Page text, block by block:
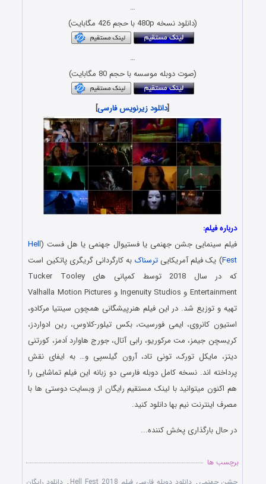
…
(دانلود نسخه 480p با حجم 426 مگابایت)
…
(صوت دوبله موسسه با حجم 80 مگابایت)
[دانلود زیرنویس فارسی]
درباره فیلم:
فیلم سینمایی جشن جهنمی یا فستیوال جهنمی یا هل فست (Hell
Fest) یک فیلم آمریکاییترسناک به کارگردانی گریگری پاتکین است
که در سال 2018 توسط کمپانی های Tucker Tooley
Entertainment و Ingenuity Studios و Valhalla Motion Pictures
تهیه و توزیع شد. در این فیلم هنرپیشگانی همچون سینتیا مرکادو،
استیون کانروی، ایمی فورسیت، بکس تیلور-کلاوس، رین ادواردز،
کریسچن جیمز، مت مرکوریو، رابی آتال، جورج هاوارد اَدمز، کورتنی
دیتز، مایکل تورک، تونی تاد، آرون گیلسپی و… به ایفای نقش
پرداخته اند. نسخه کامل دوبله فارسی دو زبانه این فیلم تماشایی را
هم اکنون میتوانید با لینک مستقیم رایگان از وبسایت دوستی ها با
مصرف اینترنت نیم بها دانلود کنید.
در حال بارگذاری پخش کننده...
برچسب ها